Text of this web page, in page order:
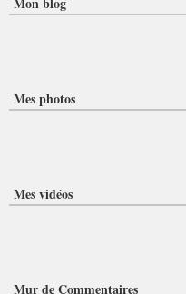
Mes photos
Mes vidéos
Mur de Commentaires